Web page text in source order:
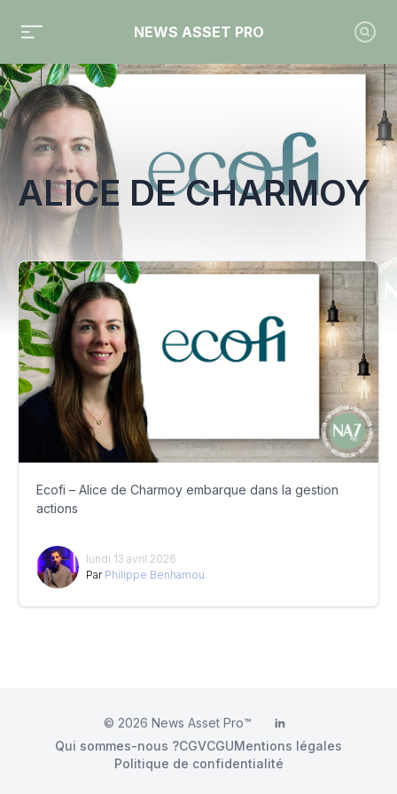
NEWS ASSET PRO
Toute l'actualité sur le tag "Alice de Charmoy"
ALICE DE CHARMOY
Ecofi – Alice de Charmoy embarque dans la gestion
actions
lundi 13 avril 2026
Par Philippe Benhamou
© 2026 News Asset Pro™ LinkedIn
Qui sommes-nous ?CGVCGUMentions légales
Politique de confidentialité